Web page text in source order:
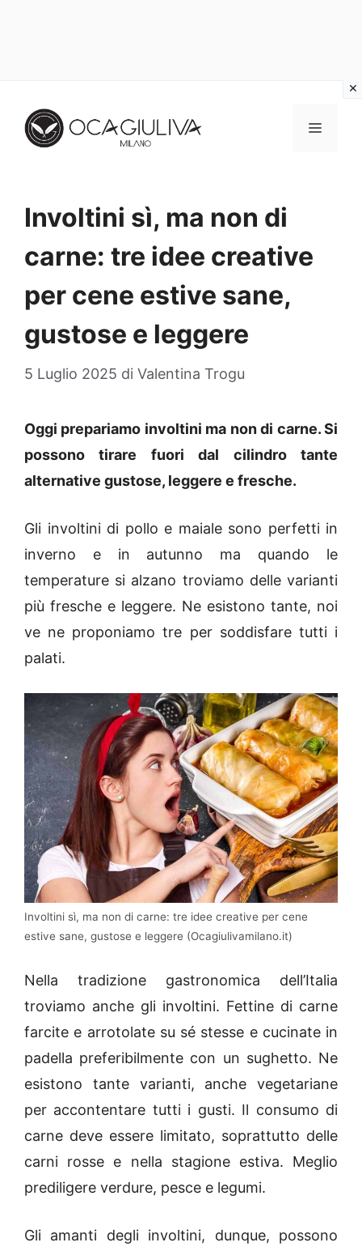
contenuto
MENU
Involtini sì, ma non di
carne: tre idee creative
per cene estive sane,
gustose e leggere
5 Luglio 2025 di Valentina Trogu
Oggi prepariamo involtini ma non di carne. Si
possono tirare fuori dal cilindro tante
alternative gustose, leggere e fresche.
Gli involtini di pollo e maiale sono perfetti in
inverno e in autunno ma quando le
temperature si alzano troviamo delle varianti
più fresche e leggere. Ne esistono tante, noi
ve ne proponiamo tre per soddisfare tutti i
palati.
Involtini sì, ma non di carne: tre idee creative per cene
estive sane, gustose e leggere (Ocagiulivamilano.it)
Nella tradizione gastronomica dell’Italia
troviamo anche gli involtini. Fettine di carne
farcite e arrotolate su sé stesse e cucinate in
padella preferibilmente con un sughetto. Ne
esistono tante varianti, anche vegetariane
per accontentare tutti i gusti. Il consumo di
carne deve essere limitato, soprattutto delle
carni rosse e nella stagione estiva. Meglio
prediligere verdure, pesce e legumi.
Gli amanti degli involtini, dunque, possono